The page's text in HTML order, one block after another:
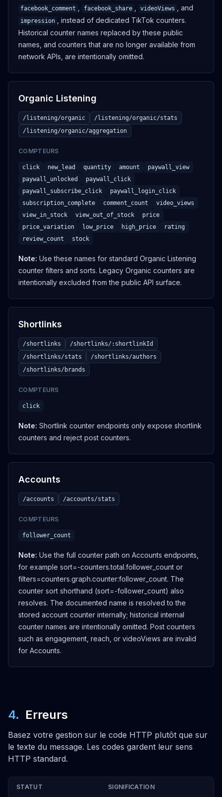
OUVRIR
GET
Get organic stats
/listening/organic/stats
GET
Get organic aggregation
Suggest organic filter values
/listening/organic/suggest/:field
OUVRIR
GET
Get the leaderboard
/posts/leaderboard
OUVRIR
POST
Search the leaderboard
/posts/leaderboard/_search
/posts/leaderboard/categories
/accounts
POST
Add an account
/accounts
OUVRIR
Get account categories
/accounts/categories
/accounts/locations
GET
facebook_comment facebook_share videoViews , and
impression
, instead of dedicated TikTok counters.
Historical counter names replaced by these public
names, and counters that are no longer available from
network APIs, are intentionally omitted.
Organic Listening
/listening/organic
/listening/organic/stats
/listening/organic/aggregation
COMPTEURS
click new_lead quantity amount
paywall_view
paywall_unlocked
paywall_click
paywall_subscribe_click
paywall_login_click
subscription_complete
comment_count
video_views
view_in_stock
view_out_of_stock
price
price_variation
low_price high_price
rating
review_count
stock
Note: Use these names for standard Organic Listening
counter filters and sorts. Legacy Organic counters are
intentionally excluded from the public API surface.
Shortlinks
/shortlinks
/shortlinks/:shortlinkId
/shortlinks/stats
/shortlinks/authors
/shortlinks/brands
COMPTEURS
click
Note: Shortlink counter endpoints only expose shortlink
counters and reject post counters.
Accounts
/accounts /accounts/stats
COMPTEURS
follower_count
Note: Use the full counter path on Accounts endpoints,
for example sort=-counters.total.follower_count or
filters=counters.graph.counter:follower_count. The
counter sort shorthand (sort=-follower_count) also
resolves. The documented name is resolved to the
stored account counter internally; historical internal
counter names are intentionally omitted. Post counters
such as engagement, reach, or videoViews are invalid
for Accounts.
4. Erreurs
Basez votre gestion sur le code HTTP plutôt que sur
le texte du message. Les codes gardent leur sens
HTTP standard.
STATUT SIGNIFICATION